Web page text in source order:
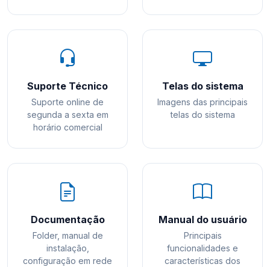
Suporte Técnico
Suporte online de
segunda a sexta em
horário comercial
Telas do sistema
Imagens das principais
telas do sistema
Documentação
Folder, manual de
instalação,
configuração em rede
Manual do usuário
Principais
funcionalidades e
características dos